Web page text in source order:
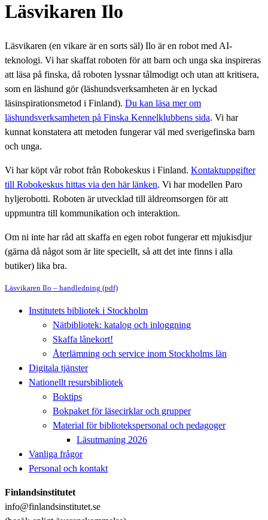
Läsvikaren Ilo
Läsvikaren (en vikare är en sorts säl) Ilo är en robot med AI-
teknologi. Vi har skaffat roboten för att barn och unga ska inspireras
att läsa på finska, då roboten lyssnar tålmodigt och utan att kritisera,
som en läshund gör (läshundsverksamheten är en lyckad
läsinspirationsmetod i Finland). Du kan läsa mer om
läshundsverksamheten på Finska Kennelklubbens sida. Vi har
kunnat konstatera att metoden fungerar väl med sverigefinska barn
och unga.
Vi har köpt vår robot från Robokeskus i Finland. Kontaktuppgifter
till Robokeskus hittas via den här länken. Vi har modellen Paro
hyljerobotti. Roboten är utvecklad till äldreomsorgen för att
uppmuntra till kommunikation och interaktion.
Om ni inte har råd att skaffa en egen robot fungerar ett mjukisdjur
(gärna då något som är lite speciellt, så att det inte finns i alla
butiker) lika bra.
Läsvikaren Ilo – handledning (pdf)
Institutets bibliotek i Stockholm
Nätbibliotek: katalog och inloggning
Skaffa lånekort!
Återlämning och service inom Stockholms län
Digitala tjänster
Nationellt resursbibliotek
Boktips
Bokpaket för läsecirklar och grupper
Material för bibliotekspersonal och pedagoger
Läsutmaning 2026
Vanliga frågor
Personal och kontakt
Finlandsinstitutet
info@finlandsinstitutet.se